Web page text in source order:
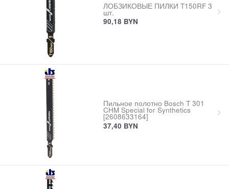
ЛОБЗИКОВЫЕ ПИЛКИ T150RF 3
шт.
90,18 BYN
Пильное полотно Bosch T 301
CHM Special for Synthetics
[2608633164]
37,40 BYN